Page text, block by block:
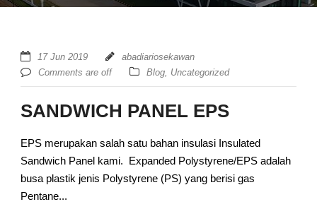
17 Jun 2019
abadiariosekawan
Comments are off
Blog, Uncategorized
SANDWICH PANEL EPS
EPS merupakan salah satu bahan insulasi Insulated
Sandwich Panel kami. Expanded Polystyrene/EPS adalah
busa plastik jenis Polystyrene (PS) yang berisi gas
Pentane...